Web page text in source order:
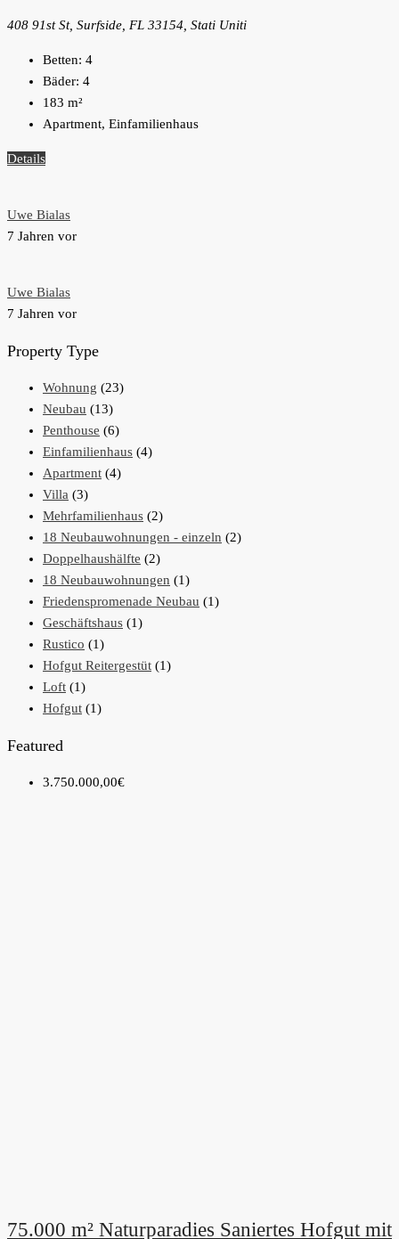
408 91st St, Surfside, FL 33154, Stati Uniti
Betten: 4
Bäder: 4
183 m²
Apartment, Einfamilienhaus
Details
Uwe Bialas
7 Jahren vor
Uwe Bialas
7 Jahren vor
Property Type
Wohnung (23)
Neubau (13)
Penthouse (6)
Einfamilienhaus (4)
Apartment (4)
Villa (3)
Mehrfamilienhaus (2)
18 Neubauwohnungen - einzeln (2)
Doppelhaushälfte (2)
18 Neubauwohnungen (1)
Friedenspromenade Neubau (1)
Geschäftshaus (1)
Rustico (1)
Hofgut Reitergestüt (1)
Loft (1)
Hofgut (1)
Featured
3.750.000,00€
75.000 m² Naturparadies Saniertes Hofgut mit